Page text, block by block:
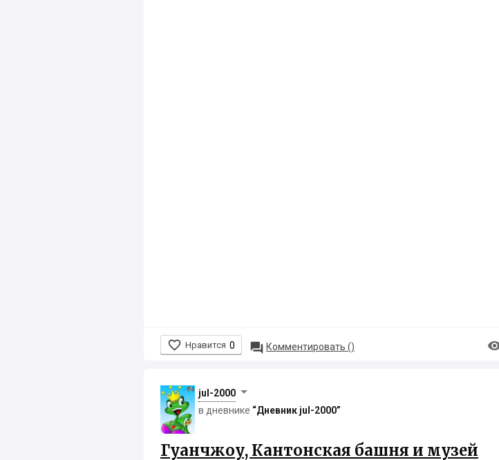
 Нравится 0  Комментировать ()
jul-2000
в дневнике “Дневник jul-2000”
Гуанчжоу, Кантонская башня и музей